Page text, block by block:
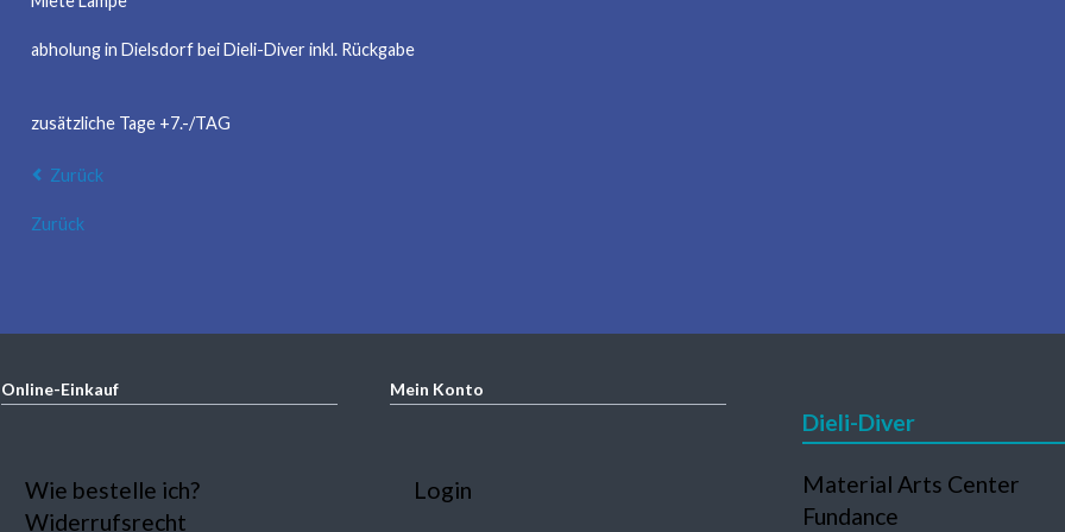
abholung in Dielsdorf bei Dieli-Diver inkl. Rückgabe
zusätzliche Tage +7.-/TAG
Zurück
Zurück
Online-Einkauf
überspringen
Wie bestelle ich?
Widerrufsrecht
Mein Konto
überspringen
Login
Dieli-Diver
Navigation
überspringen
Material Arts Center
Fundance